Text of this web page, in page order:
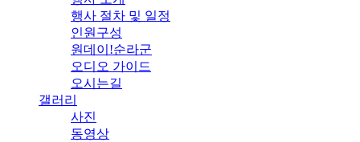
행사 절차 및 일정
인원구성
원데이!순라군
오디오 가이드
오시는길
갤러리
사진
동영상